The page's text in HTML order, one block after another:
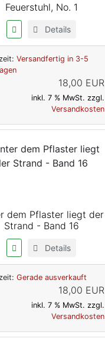
Feuerstuhl, No. 1
Details
Versandfertig in 3-5
18,00 EUR
inkl. 7 % MwSt. zzgl.
Versandkosten
dem Pflaster liegt der
Strand - Band 16
Details
Gerade ausverkauft
18,00 EUR
inkl. 7 % MwSt. zzgl.
Versandkosten